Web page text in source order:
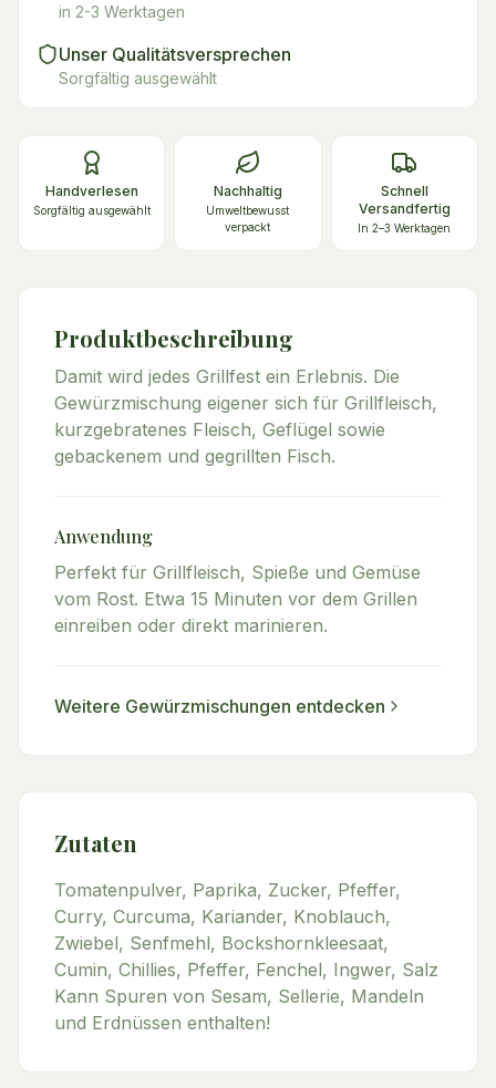
in 2-3 Werktagen
Unser Qualitätsversprechen
Sorgfältig ausgewählt
Handverlesen
Sorgfältig ausgewählt
Nachhaltig
Umweltbewusst
verpackt
Schnell
Versandfertig
In 2–3 Werktagen
Produktbeschreibung
Damit wird jedes Grillfest ein Erlebnis. Die
Gewürzmischung eigener sich für Grillfleisch,
kurzgebratenes Fleisch, Geflügel sowie
gebackenem und gegrillten Fisch.
Anwendung
Perfekt für Grillfleisch, Spieße und Gemüse
vom Rost. Etwa 15 Minuten vor dem Grillen
einreiben oder direkt marinieren.
Weitere Gewürzmischungen entdecken
Zutaten
Tomatenpulver, Paprika, Zucker, Pfeffer,
Curry, Curcuma, Kariander, Knoblauch,
Zwiebel, Senfmehl, Bockshornkleesaat,
Cumin, Chillies, Pfeffer, Fenchel, Ingwer, Salz
Kann Spuren von Sesam, Sellerie, Mandeln
und Erdnüssen enthalten!